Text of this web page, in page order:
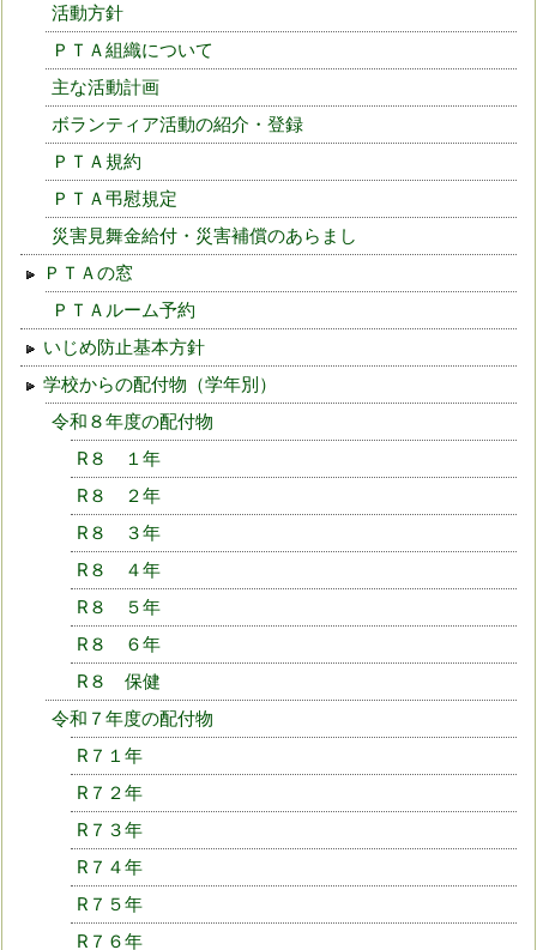
活動方針
ＰＴＡ組織について
主な活動計画
ボランティア活動の紹介・登録
ＰＴＡ規約
ＰＴＡ弔慰規定
災害見舞金給付・災害補償のあらまし
ＰＴＡの窓
ＰＴＡルーム予約
いじめ防止基本方針
学校からの配付物（学年別）
令和８年度の配付物
R８ １年
R８ ２年
R８ ３年
R８ ４年
R８ ５年
R８ ６年
R８ 保健
令和７年度の配付物
R７１年
R７２年
R７３年
R７４年
R７５年
R７６年